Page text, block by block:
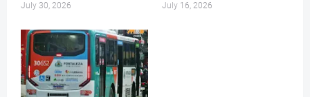
July 30, 2026 July 16, 2026